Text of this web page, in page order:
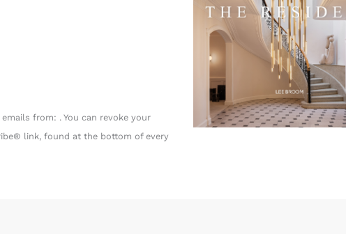
from: . You can revoke your
link, found at the bottom of every